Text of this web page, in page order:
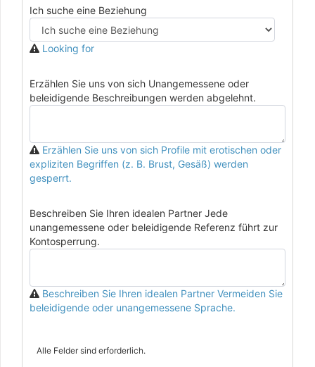
Ich suche eine Beziehung
Looking for
Erzählen Sie uns von sich Unangemessene oder
beleidigende Beschreibungen werden abgelehnt.
Erzählen Sie uns von sich Profile mit erotischen oder
expliziten Begriffen (z. B. Brust, Gesäß) werden
gesperrt.
Beschreiben Sie Ihren idealen Partner Jede
unangemessene oder beleidigende Referenz führt zur
Kontosperrung.
Beschreiben Sie Ihren idealen Partner Vermeiden Sie
beleidigende oder unangemessene Sprache.
Alle Felder sind erforderlich.